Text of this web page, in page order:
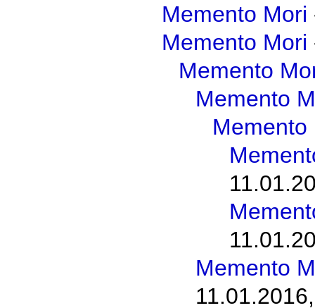
Memento Mori
Memento Mori
Memento
Memento
Memento
Memento